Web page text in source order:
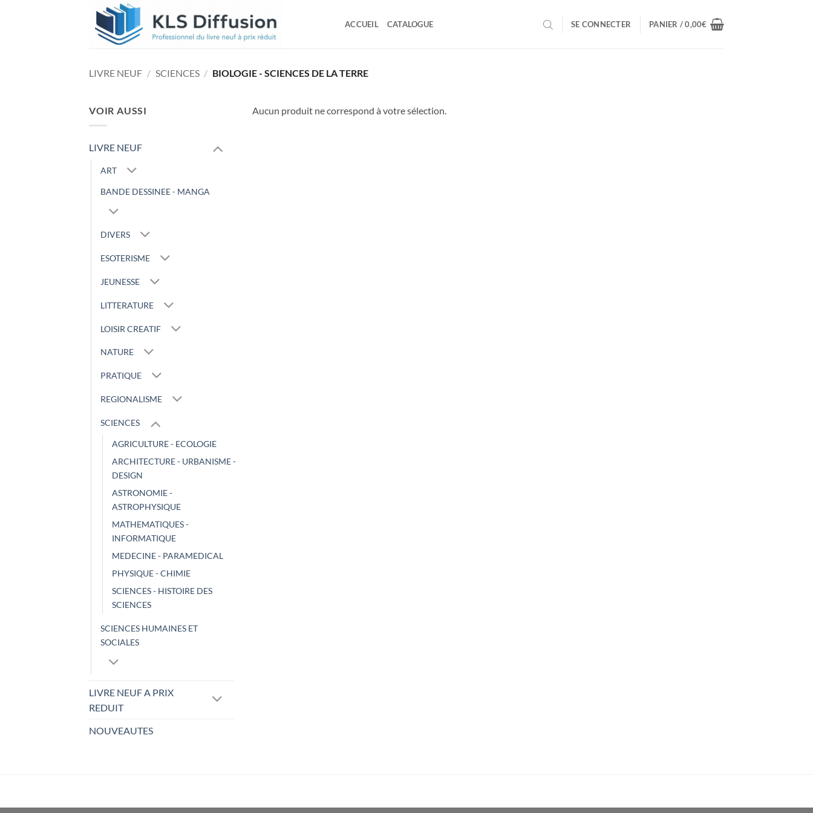
ACCUEIL CATALOGUE SE CONNECTER PANIER /0,00€
LIVRE NEUF / SCIENCES / BIOLOGIE - SCIENCES DE LA TERRE
VOIR AUSSI
LIVRE NEUF
ART
BANDE DESSINEE - MANGA
DIVERS
ESOTERISME
JEUNESSE
LITTERATURE
LOISIR CREATIF
NATURE
PRATIQUE
REGIONALISME
SCIENCES
AGRICULTURE - ECOLOGIE
ARCHITECTURE - URBANISME -
DESIGN
ASTRONOMIE -
ASTROPHYSIQUE
MATHEMATIQUES -
INFORMATIQUE
MEDECINE - PARAMEDICAL
PHYSIQUE - CHIMIE
SCIENCES - HISTOIRE DES
SCIENCES
SCIENCES HUMAINES ET
SOCIALES
LIVRE NEUF A PRIX
REDUIT
NOUVEAUTES
Aucun produit ne correspond à votre sélection.